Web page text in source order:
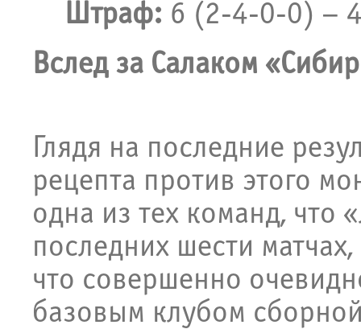
Штраф: 6 (2-4-0-0) –
Вслед за Салаком
Глядя на последние
рецепта против этого
одна из тех команд, что
последних шести
что совершенно
базовым клубом